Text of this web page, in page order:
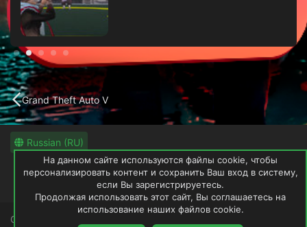
д
Grand Theft Auto V
Russian (RU)
Обратная связь
Условия и правила
Политика конфиденциальности
Помощь
GTAWRLD не имеет и не претендует на права загруженных
На данном сайте используются файлы cookie, чтобы
персонализировать контент и сохранить Ваш вход в систему,
если Вы зарегистрируетесь.
Продолжая использовать этот сайт, Вы соглашаетесь на
использование наших файлов cookie.